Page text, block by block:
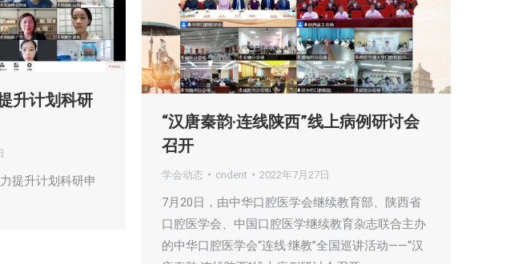
升计划科研
提升计划科研申
“汉唐秦韵·连线陕西”线上病例研讨会
召开
学会动态 cndent 2022年7月27日
7月20日，由中华口腔医学会继续教育部、陕西省
口腔医学会、中国口腔医学继续教育杂志联合主办
的中华口腔医学会“连线·继教”全国巡讲活动——“汉